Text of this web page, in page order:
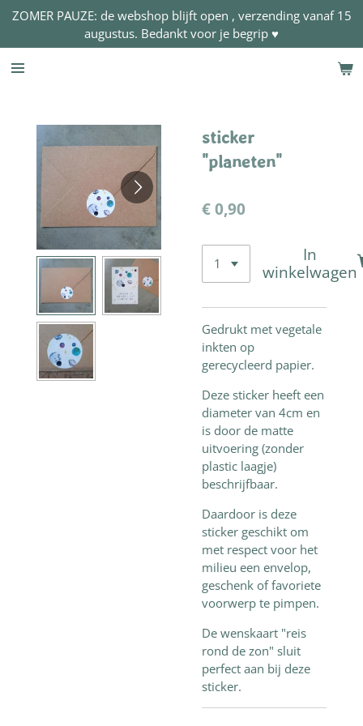
Ga
naar
de
ZOMER PAUZE: de webshop blijft open , verzending vanaf 15
augustus. Bedankt voor je begrip ♥
sticker
"planeten"
€ 0,90
In
winkelwagen
Gedrukt met vegetale
inkten op
gerecycleerd papier.
Deze sticker heeft een
diameter van 4cm en
is door de matte
uitvoering (zonder
plastic laagje)
beschrijfbaar.
Daardoor is deze
sticker geschikt om
met respect voor het
milieu een envelop,
geschenk of favoriete
voorwerp te pimpen.
De wenskaart "reis
rond de zon" sluit
perfect aan bij deze
sticker.